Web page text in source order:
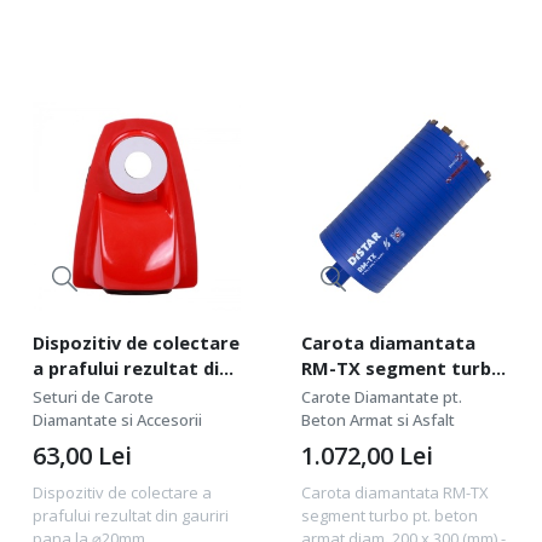
Dispozitiv de colectare
a prafului rezultat din
gauriri pana la ⌀20mm
HomeDUSTER 40 -
Distar-19568442022
Seturi de Carote
Diamantate si Accesorii
Dispozitiv de colectare a
prafului rezultat din gauriri
63,00 Lei
Carota diamantata
RM-TX segment turbo
pt. beton armat diam.
200 x 300 (mm) -
Profesional Standard -
DiStar-10215129020
Carote Diamantate pt.
Beton Armat si Asfalt
Carota diamantata RM-TX
segment turbo pt. beton
1.072,00 Lei